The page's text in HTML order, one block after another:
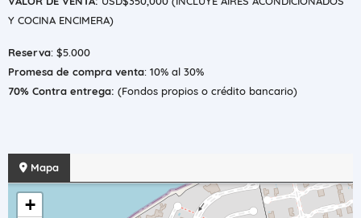
Y COCINA ENCIMERA)
Reserva: $5.000
Promesa de compra venta: 10% al 30%
70% Contra entrega: (Fondos propios o crédito bancario)
Mapa
+